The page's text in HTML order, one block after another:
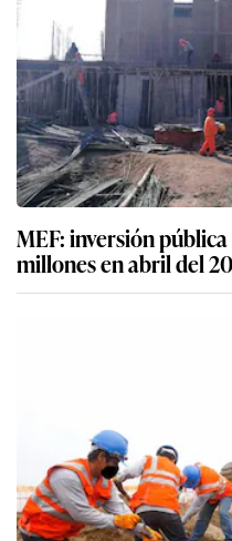
MEF: inversión pública
millones en abril del